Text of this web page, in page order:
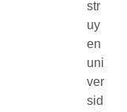
str
uy
en
uni
ver
sid